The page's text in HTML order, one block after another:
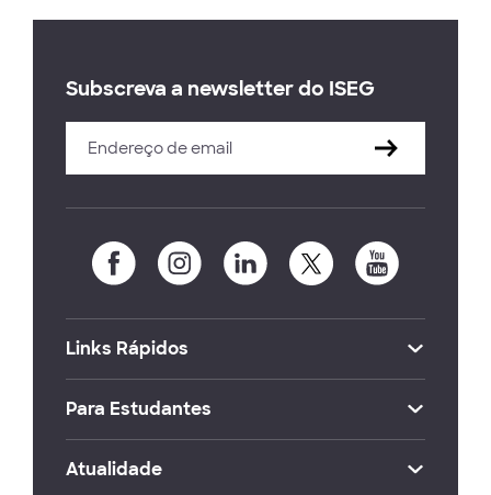
Subscreva a newsletter do ISEG
Links Rápidos
Para Estudantes
Atualidade